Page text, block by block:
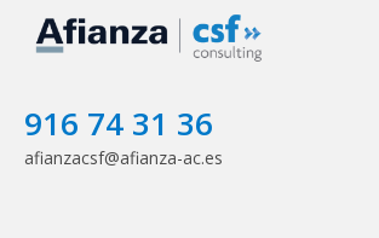
916 74 31 36
afianzacsf@afianza-ac.es